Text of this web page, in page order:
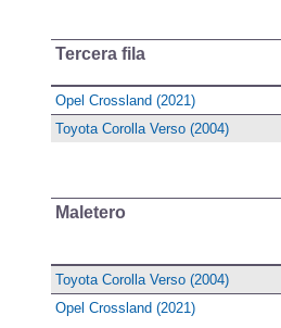
Tercera fila
Opel Crossland (2021)
Toyota Corolla Verso (2004)
Maletero
Toyota Corolla Verso (2004)
Opel Crossland (2021)